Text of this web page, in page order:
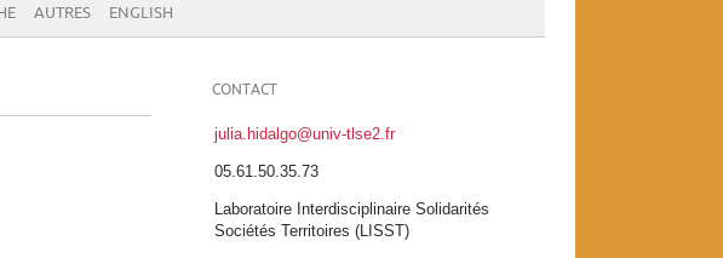
AUTRES ENGLISH
CONTACT
julia.hidalgo@univ-tlse2.fr
05.61.50.35.73
Laboratoire Interdisciplinaire Solidarités
Sociétés Territoires (LISST)